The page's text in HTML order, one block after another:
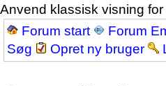
Anvend klassisk visning
Forum start Forum
Søg
Opret ny bruger